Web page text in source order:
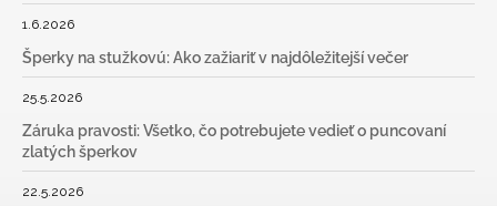
1.6.2026
Šperky na stužkovú: Ako zažiariť v najdôležitejší večer
25.5.2026
Záruka pravosti: Všetko, čo potrebujete vedieť o puncovaní
zlatých šperkov
22.5.2026